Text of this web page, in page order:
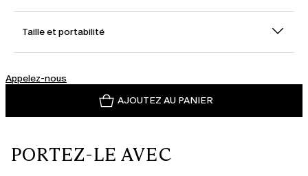
Taille et portabilité
Appelez-nous
AJOUTEZ AU PANIER
PORTEZ-LE AVEC